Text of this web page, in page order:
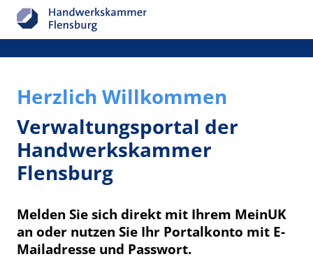
Herzlich Willkommen
Verwaltungsportal der
Handwerkskammer
Flensburg
Melden Sie sich direkt mit Ihrem MeinUK
an oder nutzen Sie Ihr Portalkonto mit E-
Mailadresse und Passwort.